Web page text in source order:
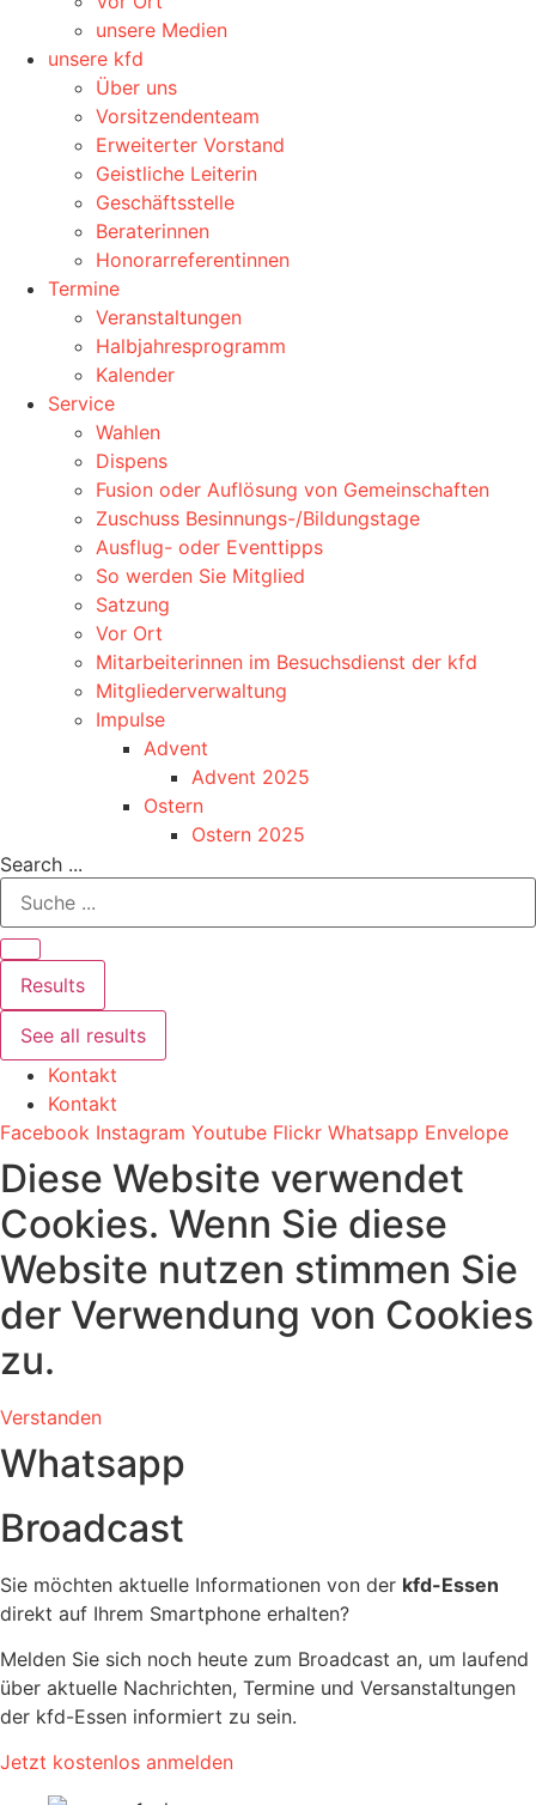
unsere Medien
unsere kfd
Über uns
Vorsitzendenteam
Erweiterter Vorstand
Geistliche Leiterin
Geschäftsstelle
Beraterinnen
Honorarreferentinnen
Termine
Veranstaltungen
Halbjahresprogramm
Kalender
Service
Wahlen
Dispens
Fusion oder Auflösung von Gemeinschaften
Zuschuss Besinnungs-/Bildungstage
Ausflug- oder Eventtipps
So werden Sie Mitglied
Satzung
Vor Ort
Mitarbeiterinnen im Besuchsdienst der kfd
Mitgliederverwaltung
Impulse
Advent
Advent 2025
Ostern
Ostern 2025
Search ...
Results
See all results
Kontakt
Kontakt
Facebook Instagram Youtube Flickr Whatsapp Envelope
Diese Website verwendet
Cookies. Wenn Sie diese
Website nutzen stimmen Sie
der Verwendung von Cookies
zu.
Verstanden
Whatsapp
Broadcast
Sie möchten aktuelle Informationen von der kfd-Essen
direkt auf Ihrem Smartphone erhalten?
Melden Sie sich noch heute zum Broadcast an, um laufend
über aktuelle Nachrichten, Termine und Versanstaltungen
der kfd-Essen informiert zu sein.
Jetzt kostenlos anmelden